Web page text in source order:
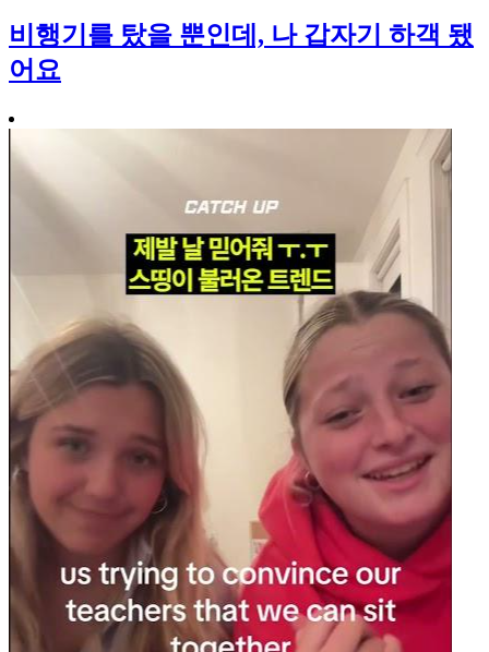
비행기를 탔을 뿐인데, 나 갑자기 하객 됐
어요